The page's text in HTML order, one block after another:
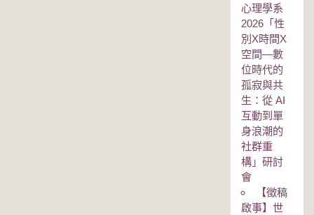
心理學系
2026「性
別Χ時間Χ
空間—數
位時代的
孤寂與共
生：從 AI
互動到單
身浪潮的
社群重
構」研討
會
【徵稿
啟事】世